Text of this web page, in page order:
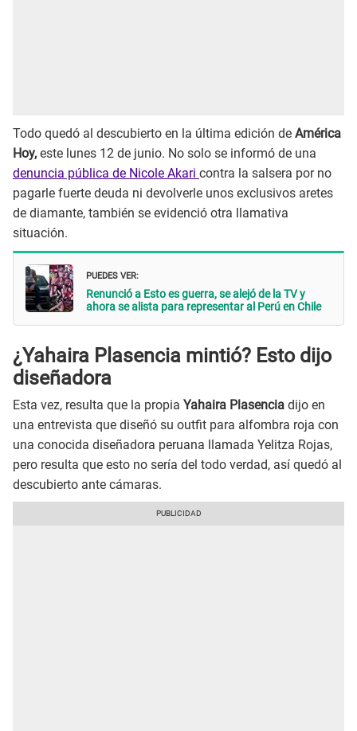
Todo quedó al descubierto en la última edición de América
Hoy, este lunes 12 de junio. No solo se informó de una
denuncia pública de Nicole Akari contra la salsera por no
pagarle fuerte deuda ni devolverle unos exclusivos aretes
de diamante, también se evidenció otra llamativa
situación.
PUEDES VER:
Renunció a Esto es guerra, se alejó de la TV y
ahora se alista para representar al Perú en Chile
¿Yahaira Plasencia mintió? Esto dijo
diseñadora
Esta vez, resulta que la propia Yahaira Plasencia dijo en
una entrevista que diseñó su outfit para alfombra roja con
una conocida diseñadora peruana llamada Yelitza Rojas,
pero resulta que esto no sería del todo verdad, así quedó al
descubierto ante cámaras.